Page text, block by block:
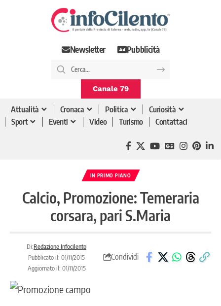
Newsletter Pubblicità
Canale 79
Attualità Cronaca Politica
Curiosità
Sport
Eventi Video Turismo Contattaci
IN PRIMO PIANO
Calcio, Promozione: Temeraria
corsara, pari S.Maria
Di:Redazione Infocilento
Pubblicato il: 01/11/2015
Aggiornato il: 01/11/2015
Condividi